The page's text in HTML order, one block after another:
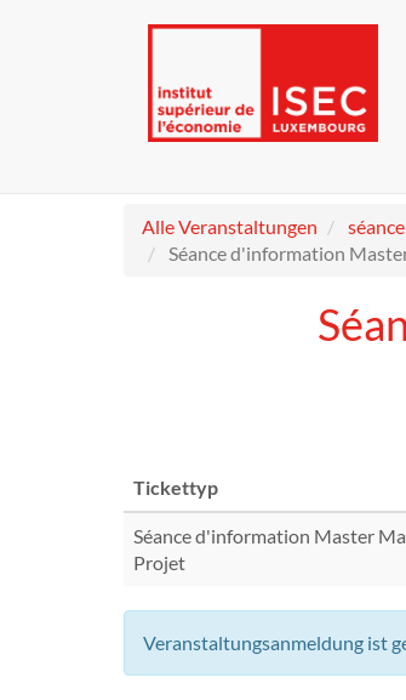
Alle Veranstaltungen
Séance d'information
Tickettyp
Séance d'information Master
Projet
Veranstaltungsanmeldung ist